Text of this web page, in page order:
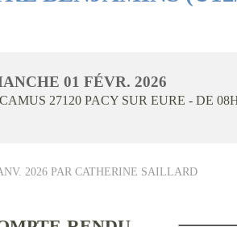
01 FÉVR. 2026
27120 PACY SUR EURE - DE
2026PAR CATHERINE SAILLARD